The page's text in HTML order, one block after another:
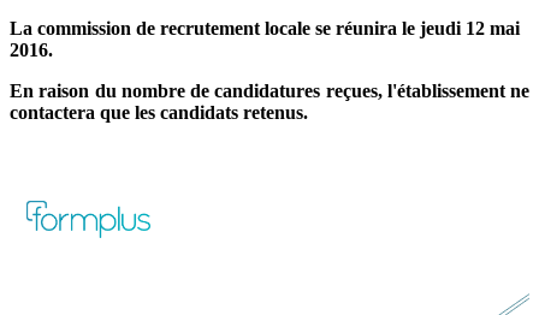
La commission de recrutement locale se réunira le jeudi 12 mai
2016.
En raison du nombre de candidatures reçues, l'établissement ne
contactera que les candidats retenus.